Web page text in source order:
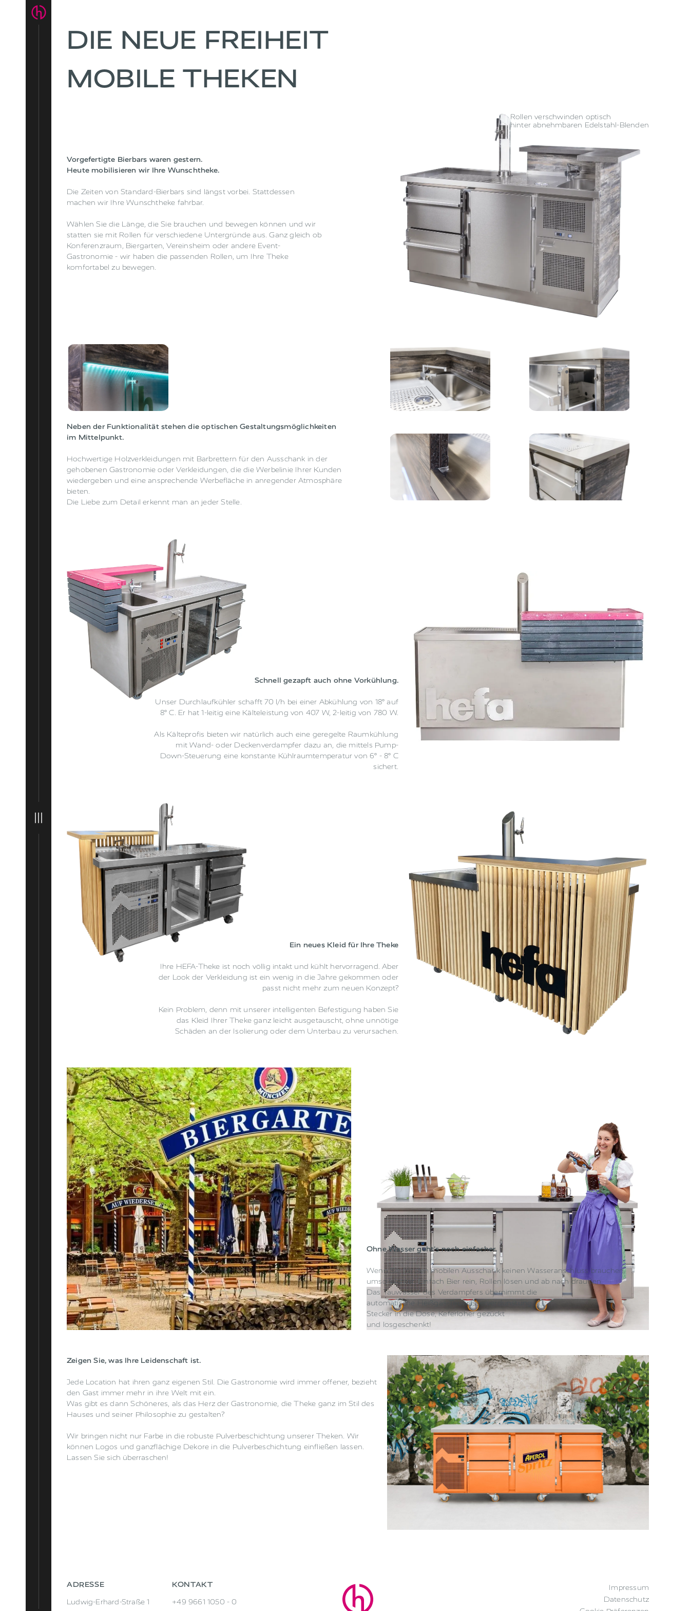
DIE NEUE FREIHEIT
MOBILE THEKEN
Vorgefertigte Bierbars waren gestern.
Heute mobilisieren wir Ihre Wunschtheke.
Die Zeiten von Standard-Bierbars sind längst vorbei. Stattdessen
machen wir Ihre Wunschtheke fahrbar.
Wählen Sie die Länge, die Sie brauchen und bewegen können und wir
statten sie mit Rollen für verschiedene Untergründe aus. Ganz gleich ob
Konferenzraum, Biergarten, Vereinsheim oder andere Event-
Gastronomie - wir haben die passenden Rollen, um Ihre Theke
komfortabel zu bewegen.
Rollen verschwinden optisch
hinter abnehmbaren Edelstahl-Blenden
Neben der Funktionalität stehen die optischen Gestaltungsmöglichkeiten
im Mittelpunkt.
Hochwertige Holzverkleidungen mit Barbrettern für den Ausschank in der
gehobenen Gastronomie oder Verkleidungen, die die Werbelinie Ihrer Kunden
wiedergeben und eine ansprechende Werbefläche in anregender Atmosphäre
bieten.
Die Liebe zum Detail erkennt man an jeder Stelle.
Schnell gezapft auch ohne Vorkühlung.
Unser Durchlaufkühler schafft 70 l/h bei einer Abkühlung von 18° auf
8° C. Er hat 1-leitig eine Kälteleistung von 407 W, 2-leitig von 780 W.
Als Kälteprofis bieten wir natürlich auch eine geregelte Raumkühlung
mit Wand- oder Deckenverdampfer dazu an, die mittels Pump-
Down-Steuerung eine konstante Kühlraumtemperatur von 6° - 8° C
sichert.
Ein neues Kleid für Ihre Theke
Ihre HEFA-Theke ist noch völlig intakt und kühlt hervorragend. Aber
der Look der Verkleidung ist ein wenig in die Jahre gekommen oder
passt nicht mehr zum neuen Konzept?
Kein Problem, denn mit unserer intelligenten Befestigung haben Sie
das Kleid Ihrer Theke ganz leicht ausgetauscht, ohne unnötige
Schäden an der Isolierung oder dem Unterbau zu verursachen.
Ohne Wasser geht’s noch einfacher.
Wenn Sie für den mobilen Ausschank keinen Wasseranschluss brauchen,
umso leichter. Einfach Bier rein, Rollen lösen und ab nach draußen.
Das Tauwasser des Verdampfers übernimmt die
automatische Heißgas-Tauwasserverdunstung.
Stecker in die Dose, Keferloher gezückt
und losgeschenkt!
Zeigen Sie, was Ihre Leidenschaft ist.
Jede Location hat ihren ganz eigenen Stil. Die Gastronomie wird immer offener, bezieht
den Gast immer mehr in ihre Welt mit ein.
Was gibt es dann Schöneres, als das Herz der Gastronomie, die Theke ganz im Stil des
Hauses und seiner Philosophie zu gestalten?
Wir bringen nicht nur Farbe in die robuste Pulverbeschichtung unserer Theken. Wir
können Logos und ganzflächige Dekore in die Pulverbeschichtung einfließen lassen.
Lassen Sie sich überraschen!
ADRESSE
Ludwig-Erhard-Straße 1
KONTAKT
+49 9661 1050 - 0
Impressum
Datenschutz